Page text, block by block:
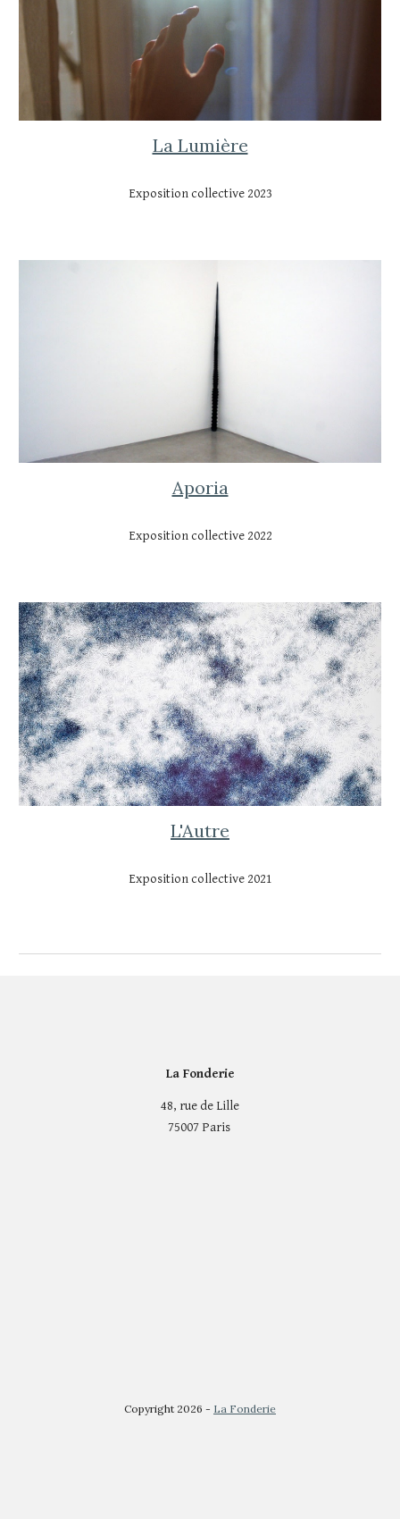
La Lumière
Exposition collective 2023
Aporia
Exposition collective 2022
L'Autre
Exposition collective 2021
La Fonderie
48, rue de Lille
75007 Paris
Copyright 2026 - La Fonderie